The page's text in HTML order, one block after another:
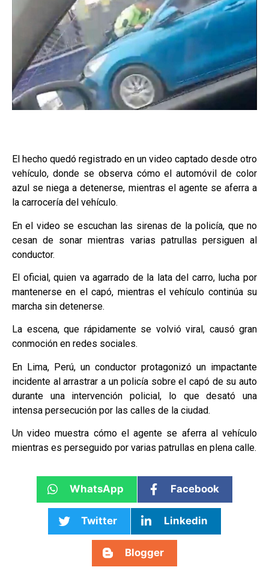
El hecho quedó registrado en un video captado desde otro
vehículo, donde se observa cómo el automóvil de color
azul se niega a detenerse, mientras el agente se aferra a
la carrocería del vehículo.
En el video se escuchan las sirenas de la policía, que no
cesan de sonar mientras varias patrullas persiguen al
conductor.
El oficial, quien va agarrado de la lata del carro, lucha por
mantenerse en el capó, mientras el vehículo continúa su
marcha sin detenerse.
La escena, que rápidamente se volvió viral, causó gran
conmoción en redes sociales.
En Lima, Perú, un conductor protagonizó un impactante
incidente al arrastrar a un policía sobre el capó de su auto
durante una intervención policial, lo que desató una
intensa persecución por las calles de la ciudad.
Un video muestra cómo el agente se aferra al vehículo
mientras es perseguido por varias patrullas en plena calle.
WhatsApp Facebook
Twitter Linkedin
Blogger